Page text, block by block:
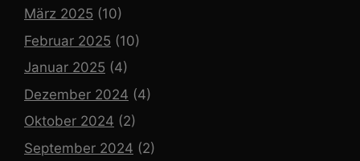
März 2025 (10)
Februar 2025 (10)
Januar 2025 (4)
Dezember 2024 (4)
Oktober 2024 (2)
September 2024 (2)